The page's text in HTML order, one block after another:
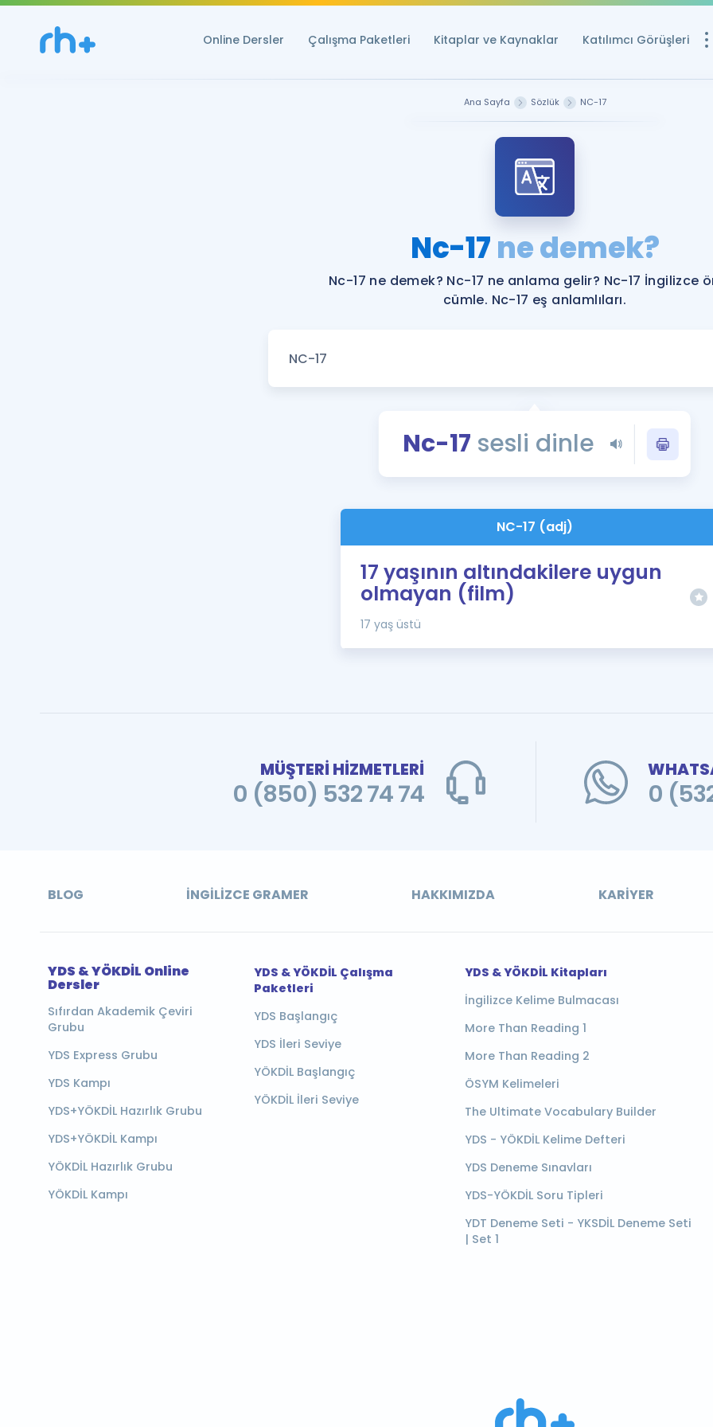
Online Dersler Çalışma Paketleri Kitaplar ve Kaynaklar Katılımcı Görüşleri
YDS ve YÖKDİL
Rehberlik Aracı
YDS ve YÖKDİL'e
Tüm ÖSYM
YDS - YÖKDİL
İngilizce Gramer
Ana Sayfa Sözlük NC-17
Nc-17ne demek?
Nc-17 ne demek? Nc-17 ne anlama gelir? Nc-17 İngilizce
cümle. Nc-17 eş anlamlıları.
Nc-17 sesli dinle
NC-17 (adj)
17 yaşının altındakilere uygun
olmayan (film)
17 yaş üstü
MÜŞTERİ HİZMETLERİ
0 (850) 532 74 74 0
BLOG İNGILIZCE GRAMER HAKKIMIZDA KARIYER
YDS & YÖKDİL Online
Dersler
Sıfırdan Akademik Çeviri
Grubu
YDS Express Grubu
YDS Kampı
YDS+YÖKDİL Hazırlık Grubu
YDS+YÖKDİL Kampı
YÖKDİL Hazırlık Grubu
YÖKDİL Kampı
YDS & YÖKDİL Çalışma
Paketleri
YDS Başlangıç
YDS İleri Seviye
YÖKDİL Başlangıç
YÖKDİL İleri Seviye
YDS & YÖKDİL Kitapları
İngilizce Kelime Bulmacası
More Than Reading 1
More Than Reading 2
ÖSYM Kelimeleri
The Ultimate Vocabulary Builder
YDS - YÖKDİL Kelime Defteri
YDS Deneme Sınavları
YDS-YÖKDİL Soru Tipleri
YDT Deneme Seti - YKSDİL Deneme Seti
| Set 1